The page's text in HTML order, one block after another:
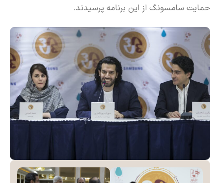
حمایت سامسونگ از این برنامه پرسیدند.